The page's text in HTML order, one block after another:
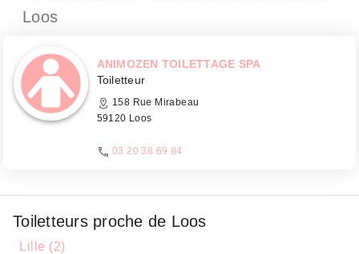
Loos
ANIMOZEN TOILETTAGE SPA
Toiletteur
158 Rue Mirabeau
59120 Loos
03 20 38 69 84
Toiletteurs proche de Loos
Lille (2)